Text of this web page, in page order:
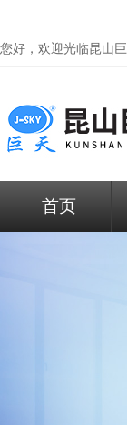
您好，欢迎光临昆山
首页